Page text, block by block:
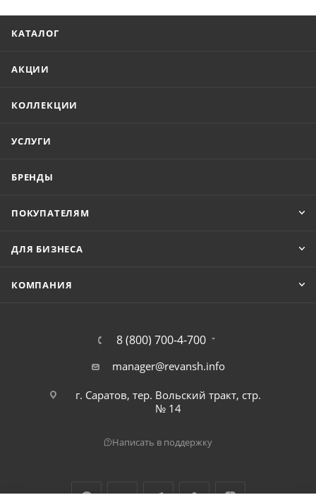
КАТАЛОГ
АКЦИИ
КОЛЛЕКЦИИ
УСЛУГИ
БРЕНДЫ
ПОКУПАТЕЛЯМ
ДЛЯ БИЗНЕСА
КОМПАНИЯ
8 (800) 700-4-700
manager@revansh.info
г. Саратов, тер. Вольский тракт, стр.
№ 14
Написать в поддержку